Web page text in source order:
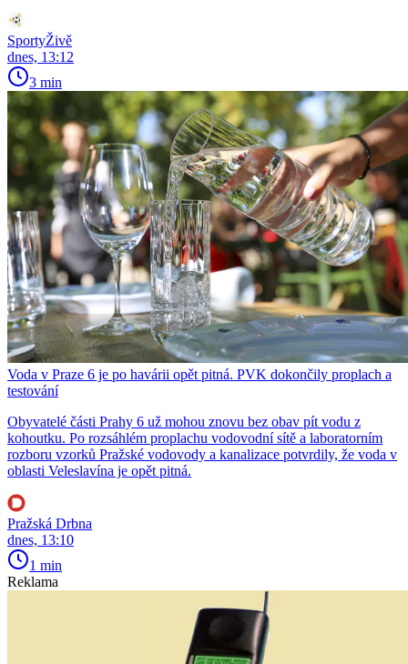
SportyŽivě
dnes, 13:12
3 min
Voda v Praze 6 je po havárii opět pitná. PVK dokončily proplach a
testování
Obyvatelé části Prahy 6 už mohou znovu bez obav pít vodu z
kohoutku. Po rozsáhlém proplachu vodovodní sítě a laboratorním
rozboru vzorků Pražské vodovody a kanalizace potvrdily, že voda v
oblasti Veleslavína je opět pitná.
Pražská Drbna
dnes, 13:10
1 min
Reklama